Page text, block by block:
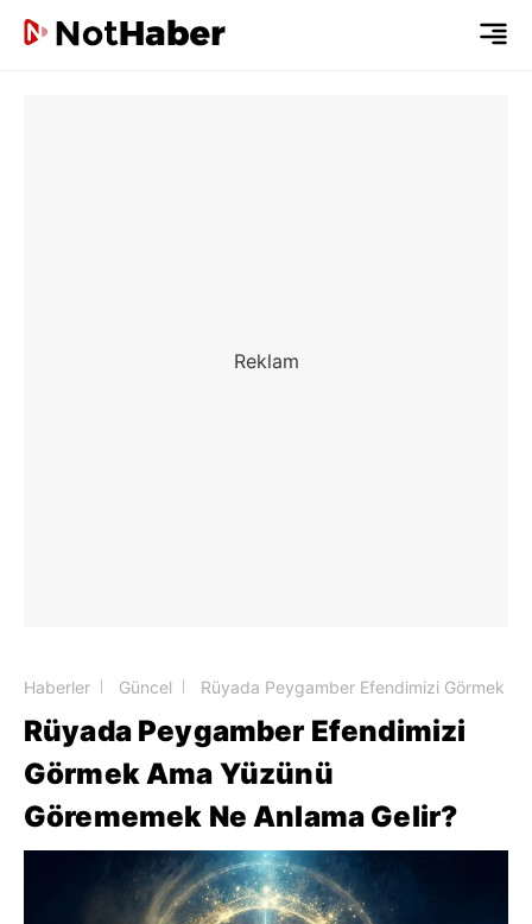
Haberler Güncel Rüyada Peygamber Efendimizi Görmek
Rüyada Peygamber Efendimizi
Görmek Ama Yüzünü
Görememek Ne Anlama Gelir?